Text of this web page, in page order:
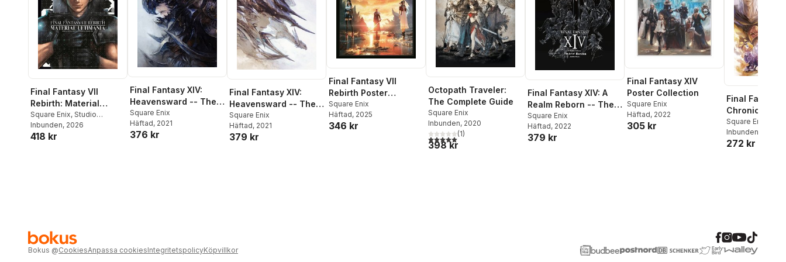
Final Fantasy VII
Rebirth: Material
Ultimania
Square Enix, Studio
BentStuff, Digital Hearts
Inbunden, 2026
418 kr
Final Fantasy XIV:
Heavensward -- The
Art of Ishgard -The
Scars of War-
Square Enix
Häftad, 2021
376 kr
Final Fantasy XIV:
Heavensward -- The
Art of Ishgard -Stone
and Steel-
Square Enix
Häftad, 2021
379 kr
Final Fantasy VII
Rebirth Poster
Collection
Square Enix
Häftad, 2025
346 kr
Octopath Traveler:
The Complete Guide
Square Enix
Inbunden, 2020
5,0utav 5 stjärnor. Totalt antal röster:
(1)
398 kr
Final Fantasy XIV: A
Realm Reborn -- The
Art of Eorzea -Another
Dawn-
Square Enix
Häftad, 2022
379 kr
Final Fantasy XIV
Poster Collection
Square Enix
Häftad, 2022
305 kr
Final Fantasy
Chronicles of
Volume II
Square Enix
Inbunden
272 kr
Bokus @CookiesAnpassa cookiesIntegritetspolicyKöpvillkor